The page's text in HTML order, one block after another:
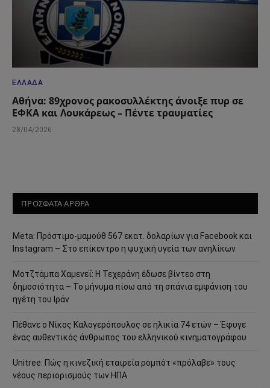
ΕΛΛΆΔΑ
Αθήνα: 89χρονος ρακοσυλλέκτης άνοιξε πυρ σε
ΕΦΚΑ και Λουκάρεως – Πέντε τραυματίες
28/04/2026
ΠΡΟΣΦΑΤΑ ΑΡΘΡΑ
Meta: Πρόστιμο-μαμούθ 567 εκατ. δολαρίων για Facebook και
Instagram – Στο επίκεντρο η ψυχική υγεία των ανηλίκων
Μοτζτάμπα Χαμενεΐ: Η Τεχεράνη έδωσε βίντεο στη
δημοσιότητα – Το μήνυμα πίσω από τη σπάνια εμφάνιση του
ηγέτη του Ιράν
Πέθανε ο Νίκος Καλογερόπουλος σε ηλικία 74 ετών – Έφυγε
ένας αυθεντικός άνθρωπος του ελληνικού κινηματογράφου
Unitree: Πώς η κινεζική εταιρεία ρομπότ «πρόλαβε» τους
νέους περιορισμούς των ΗΠΑ